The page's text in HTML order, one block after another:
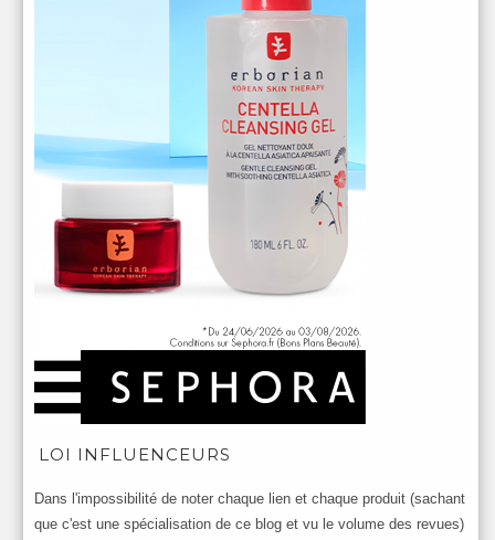
LOI INFLUENCEURS
Dans l'impossibilité de noter chaque lien et chaque produit (sachant
que c'est une spécialisation de ce blog et vu le volume des revues)